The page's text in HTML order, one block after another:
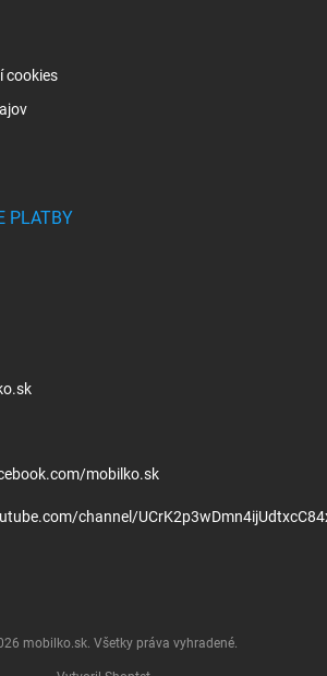
cookies
PLATBY
mobilko.sk
channel/
mobilko.sk. Všetky práva vyhradené.